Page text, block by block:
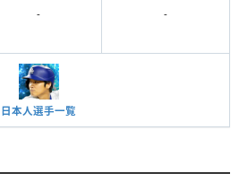
- -
日本人選手一覧